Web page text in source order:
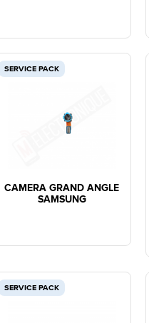
SERVICE PACK
CAMERA GRAND ANGLE
SAMSUNG
SERVICE PACK